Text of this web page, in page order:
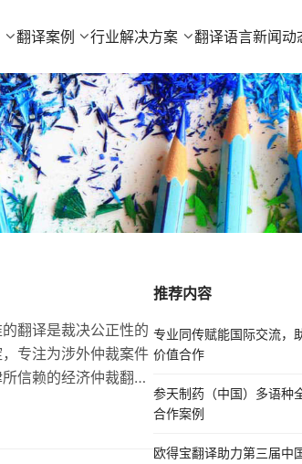
翻译案例 行业解决方案 翻译语言新闻动
翻译是裁决公正性的
专注为涉外仲裁案件
信赖的经济仲裁翻译
类型仲裁文件翻译​​
推荐内容
专业同传赋能国际交流，
价值合作
参天制药（中国）多语种
合作案例
欧得宝翻译助力第三届中